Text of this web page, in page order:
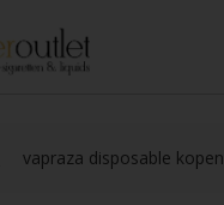
vapraza disposable kopen